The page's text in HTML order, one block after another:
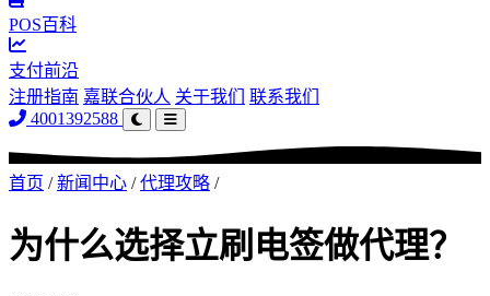
POS百科
支付前沿
注册指南 嘉联合伙人 关于我们
联系我们
4001392588
首页 / 新闻中心 / 代理攻略 /
为什么选择立刷电签做代理？